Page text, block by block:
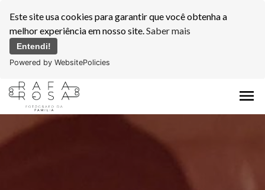
Este site usa cookies para garantir que você obtenha a
melhor experiência em nosso site.Saber mais
Entendi!
Powered by WebsitePolicies
menu